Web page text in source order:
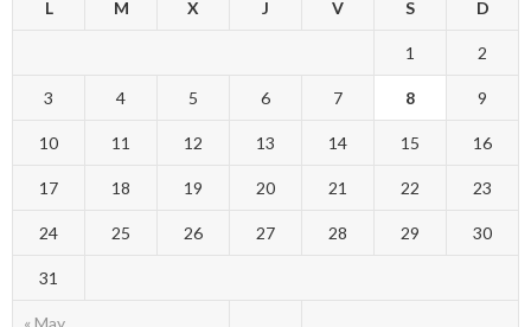
L M X J V S D
« May
1 2
3 4 5 6 7 8 9
10 11 12 13 14 15 16
17 18 19 20 21 22 23
24 25 26 27 28 29 30
31